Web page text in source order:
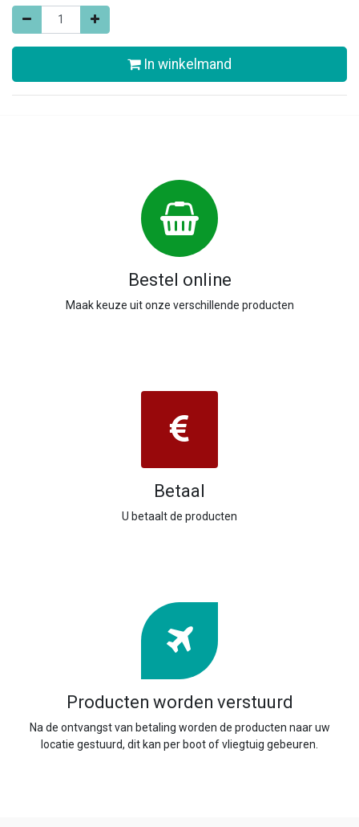
In winkelmand
Bestel online
Maak keuze uit onze verschillende producten
Betaal
U betaalt de producten
Producten worden verstuurd
Na de ontvangst van betaling worden de producten naar uw
locatie gestuurd, dit kan per boot of vliegtuig gebeuren.